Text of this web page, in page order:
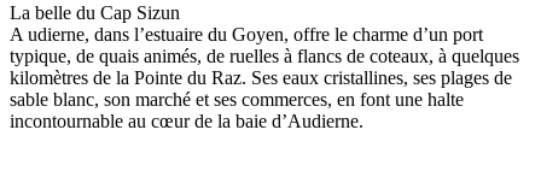
La belle du Cap Sizun
A udierne, dans l’estuaire du Goyen, offre le charme d’un port
typique, de quais animés, de ruelles à flancs de coteaux, à quelques
kilomètres de la Pointe du Raz. Ses eaux cristallines, ses plages de
sable blanc, son marché et ses commerces, en font une halte
incontournable au cœur de la baie d’Audierne.